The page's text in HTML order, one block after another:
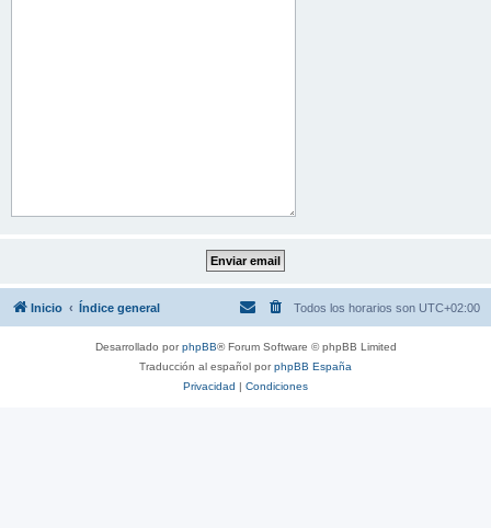
Inicio Índice general Todos los horarios son UTC+02:00
Desarrollado porphpBB® Forum Software © phpBB Limited
Traducción al español porphpBB España
Privacidad | Condiciones